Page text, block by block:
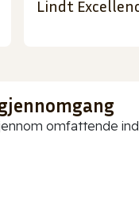
Lindt
omfattende